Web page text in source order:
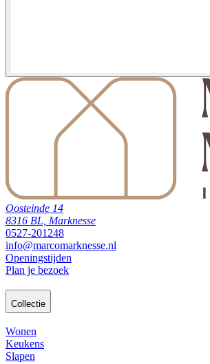
Oosteinde 14
8316 BL, Marknesse
0527-201248
info@marcomarknesse.nl
Openingstijden
Plan je bezoek
Collectie
Wonen
Keukens
Slapen